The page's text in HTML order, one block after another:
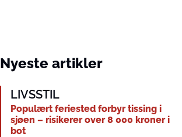
Nyeste artikler
LIVSSTIL
Populært feriested forbyr tissing i
sjøen – risikerer over 8 000 kroner i
bot